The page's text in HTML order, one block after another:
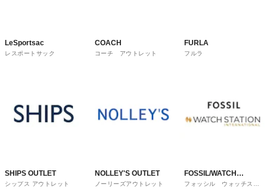
LeSportsac
レスポートサック
COACH
コーチ アウトレット
FURLA
フルラ
SHIPS OUTLET
シップス アウトレット
NOLLEY'S OUTLET
ノーリーズアウトレット
FOSSIL/WATCH
STATION
フォッシル ウォッチステ